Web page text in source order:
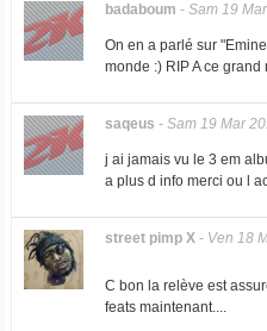
badaboum - Sam 19
On en a parlé sur
monde :) RIP A ce grand
saqeus - Sam 19 Mar
j ai jamais vu le 3 em
a plus d info merci ou l
street pimp X- Ven 18
C bon la relève est
feats maintenant....